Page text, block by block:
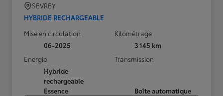
SEVREY
HYBRIDE RECHARGEABLE
Mise en circulation
06-2025
Kilométrage
3 145 km
Energie
Hybride
rechargeable
Essence
Transmission
Boîte automatique